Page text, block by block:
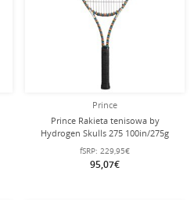
Prince
Prince Rakieta tenisowa by
Hydrogen Skulls 275 100in/275g
kolorowa - naciągnięta -
fSRP: 229,95€
95,07€